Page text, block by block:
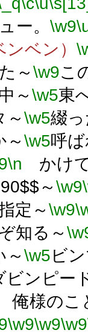
ー。 \w9
ベン）
～\w9こ
～\w5東
～\w5綴
～\w5呼
\n かけ
～\w9
定～\w9
知る～
～\w5ビ
ビンピー
俺様のこ
\w9\w9\w9